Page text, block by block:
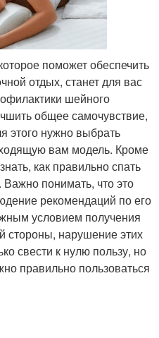
поможет обеспечить
отдых, станет для вас
шейного
общее самочувствие,
этого нужно выбрать
вам модель. Кроме
как правильно спать
понимать, что это
рекомендаций по его
условием получения
стороны, нарушение этих
свести к нулю пользу, но
правильно пользоваться